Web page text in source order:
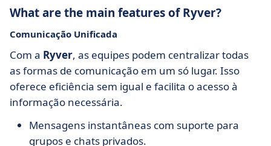
What are the main features of Ryver?
Comunicação Unificada
Com a Ryver, as equipes podem centralizar todas
as formas de comunicação em um só lugar. Isso
oferece eficiência sem igual e facilita o acesso à
informação necessária.
Mensagens instantâneas com suporte para
grupos e chats privados.